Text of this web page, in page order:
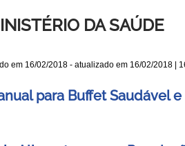
DA SAÚDE
em 16/02/2018- atualizado em 16/02/2018 |
para Buffet Saudável